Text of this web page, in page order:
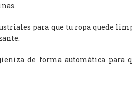
para que tu ropa quede
de forma automática